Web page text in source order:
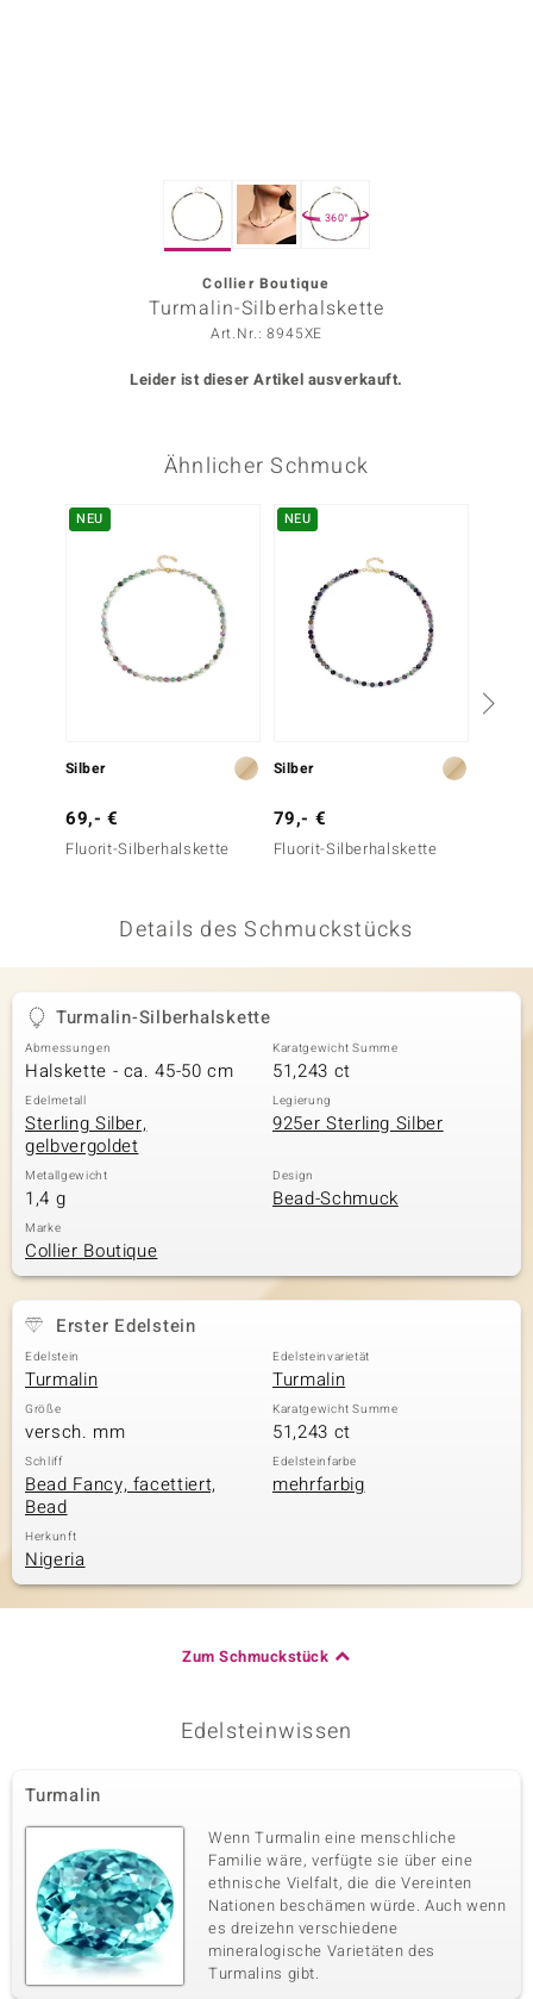
BY DE MELO
Classics
360°
Collier Boutique
Turmalin-Silberhalskette
Art.Nr.: 8945XE
Leider ist dieser Artikel ausverkauft.
Ähnlicher Schmuck
NEU
Silber
69,- €
Fluorit-Silberhalskette
NEU
Silber
79,- €
Fluorit-Silberhalskette
Details des Schmuckstücks
Turmalin-Silberhalskette
Abmessungen
Halskette - ca. 45-50 cm
Karatgewicht Summe
51,243 ct
Edelmetall
Sterling Silber,
gelbvergoldet
Legierung
925er Sterling Silber
Metallgewicht
1,4 g
Design
Bead-Schmuck
Marke
Collier Boutique
Erster Edelstein
Edelstein
Turmalin
Edelsteinvarietät
Turmalin
Größe
versch. mm
Karatgewicht Summe
51,243 ct
Schliff
Bead Fancy, facettiert,
Bead
Edelsteinfarbe
mehrfarbig
Herkunft
Nigeria
Zum Schmuckstück
Edelsteinwissen
Turmalin
Wenn Turmalin eine menschliche
Familie wäre, verfügte sie über eine
ethnische Vielfalt, die die Vereinten
Nationen beschämen würde. Auch wenn
es dreizehn verschiedene
mineralogische Varietäten des
Turmalins gibt.